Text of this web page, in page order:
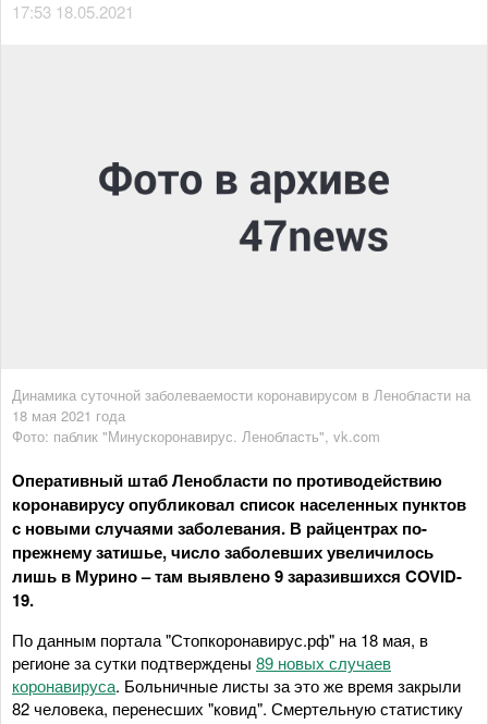
17:53 18.05.2021
Динамика суточной заболеваемости коронавирусом в Ленобласти на
18 мая 2021 года
Фото: паблик "Минускоронавирус. Ленобласть", vk.com
Оперативный штаб Ленобласти по противодействию
коронавирусу опубликовал список населенных пунктов
с новыми случаями заболевания. В райцентрах по-
прежнему затишье, число заболевших увеличилось
лишь в Мурино – там выявлено 9 заразившихся COVID-
19.
По данным портала "Стопкоронавирус.рф" на 18 мая, в
регионе за сутки подтверждены 89 новых случаев
коронавируса. Больничные листы за это же время закрыли
82 человека, перенесших "ковид". Смертельную статистику